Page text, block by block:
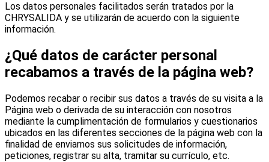
Los datos personales facilitados serán tratados por la
CHRYSALIDA y se utilizarán de acuerdo con la siguiente
información.
¿Qué datos de carácter personal
recabamos a través de la página web?
Podemos recabar o recibir sus datos a través de su visita a la
Página web o derivada de su interacción con nosotros
mediante la cumplimentación de formularios y cuestionarios
ubicados en las diferentes secciones de la página web con la
finalidad de enviarnos sus solicitudes de información,
peticiones, registrar su alta, tramitar su currículo, etc.